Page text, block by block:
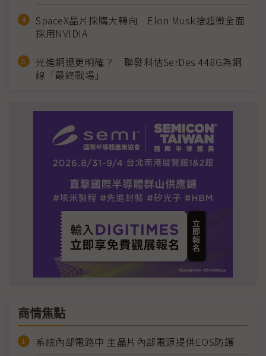
SpaceX晶片採購大轉向 Elon Musk捨超微全面
採用NVIDIA
光進銅退更明確？ 聯發科估SerDes 448G為銅
線「最終戰場」
商情焦點
系統內部電路中 主晶片內部電源提供EOS防護